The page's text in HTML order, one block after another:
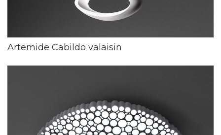
Artemide Cabildo valaisin